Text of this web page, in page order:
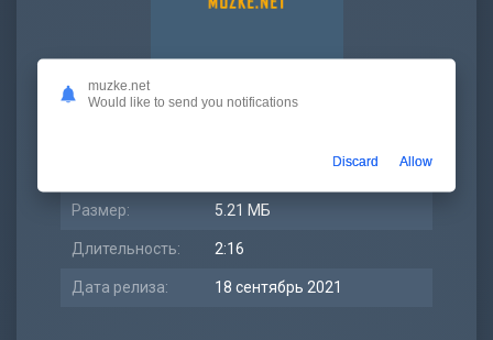
Размер: 5.21 МБ
Длительность: 2:16
Дата релиза: 18 сентябрь 2021
muzke.net
Would like to send you notifications
Discard Allow